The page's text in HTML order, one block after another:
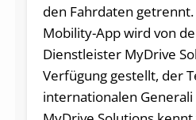
den Fahrdaten
Mobility-App wird von
Dienstleister MyDrive
Verfügung gestellt, der
internationalen